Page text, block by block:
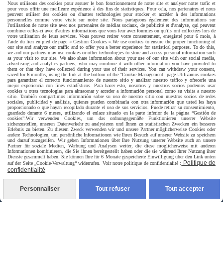
Livraison rapide
livraison à domicile France et union europeen
Nous utilisons des cookies pour assurer le bon fonctionnement de notre site et analyser notre trafic et
pour vous offrir une meilleure expérience à des fins de statistiques. Pour cela, nos partenaires et nous
peuvent utiliser des cookies ou d'autres technologies pour stocker et accéder à des informations
personnelles comme votre visite sur notre site. Nous partageons également des informations sur
l'utilisation de notre site avec nos partenaires de médias sociaux, de publicité et d'analyse, qui peuvent
combiner celles-ci avec d'autres informations que vous leur avez fournies ou qu'ils ont collectées lors de
votre utilisation de leurs services. Vous pouvez retirer votre consentement, enregistré pour 6 mois, à
l'aide du lien en pied de page « Gestion Cookies ». We use cookies to ensure the proper functioning of
our site and analyze our traffic and to offer you a better experience for statistical purposes. To do this,
we and our partners may use cookies or other technologies to store and access personal information such
as your visit to our site. We also share information about your use of our site with our social media,
advertising and analytics partners, who may combine it with other information you have provided to
them or that they have collected during your use of their services. You can withdraw your consent,
saved for 6 months, using the link at the bottom of the “Cookie Management” page. Utilizamos cookies
para garantizar el correcto funcionamiento de nuestro sitio y analizar nuestro tráfico y ofrecerle una
mejor experiencia con fines estadísticos. Para hacer esto, nosotros y nuestros socios podemos usar
cookies u otras tecnologías para almacenar y acceder a información personal como su visita a nuestro
sitio. También compartimos información sobre su uso de nuestro sitio con nuestros socios de redes
sociales, publicidad y análisis, quienes pueden combinarla con otra información que usted les haya
proporcionado o que hayan recopilado durante el uso de sus servicios. Puede retirar su consentimiento,
guardado durante 6 meses, utilizando el enlace situado en la parte inferior de la página “Gestión de
cookies”. Wir verwenden Cookies, um das ordnungsgemäße Funktionieren unserer Website
sicherzustellen, unseren Datenverkehr zu analysieren und Ihnen zu statistischen Zwecken ein besseres
Erlebnis zu bieten. Zu diesem Zweck verwenden wir und unsere Partner möglicherweise Cookies oder
andere Technologien, um persönliche Informationen wie Ihren Besuch auf unserer Website zu speichern
und darauf zuzugreifen. Wir geben Informationen über Ihre Nutzung unserer Website auch an unsere
Partner für soziale Medien, Werbung und Analysen weiter, die diese möglicherweise mit anderen
Informationen kombinieren, die Sie ihnen bereitgestellt haben oder die sie während Ihrer Nutzung ihrer
Dienste gesammelt haben. Sie können Ihre für 6 Monate gespeicherte Einwilligung über den Link unten
auf der Seite „Cookie-Verwaltung“ widerrufen. Voir notre politique de confidentialité :
Politique de
confidentialité
Personnaliser Tout refuser Tout accepter